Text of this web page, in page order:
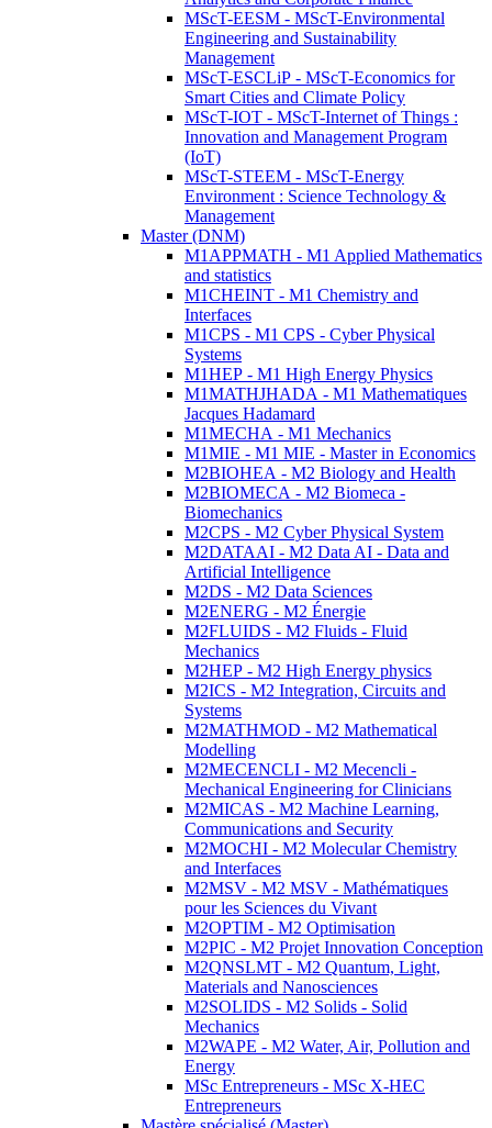
MScT-EESM - MScT-Environmental
Engineering and Sustainability
Management
MScT-ESCLiP - MScT-Economics for
Smart Cities and Climate Policy
MScT-IOT - MScT-Internet of Things :
Innovation and Management Program
(IoT)
MScT-STEEM - MScT-Energy
Environment : Science Technology &
Management
Master (DNM)
M1APPMATH - M1 Applied Mathematics
and statistics
M1CHEINT - M1 Chemistry and
Interfaces
M1CPS - M1 CPS - Cyber Physical
Systems
M1HEP - M1 High Energy Physics
M1MATHJHADA - M1 Mathematiques
Jacques Hadamard
M1MECHA - M1 Mechanics
M1MIE - M1 MIE - Master in Economics
M2BIOHEA - M2 Biology and Health
M2BIOMECA - M2 Biomeca -
Biomechanics
M2CPS - M2 Cyber Physical System
M2DATAAI - M2 Data AI - Data and
Artificial Intelligence
M2DS - M2 Data Sciences
M2ENERG - M2 Énergie
M2FLUIDS - M2 Fluids - Fluid
Mechanics
M2HEP - M2 High Energy physics
M2ICS - M2 Integration, Circuits and
Systems
M2MATHMOD - M2 Mathematical
Modelling
M2MECENCLI - M2 Mecencli -
Mechanical Engineering for Clinicians
M2MICAS - M2 Machine Learning,
Communications and Security
M2MOCHI - M2 Molecular Chemistry
and Interfaces
M2MSV - M2 MSV - Mathématiques
pour les Sciences du Vivant
M2OPTIM - M2 Optimisation
M2PIC - M2 Projet Innovation Conception
M2QNSLMT - M2 Quantum, Light,
Materials and Nanosciences
M2SOLIDS - M2 Solids - Solid
Mechanics
M2WAPE - M2 Water, Air, Pollution and
Energy
MSc Entrepreneurs - MSc X-HEC
Entrepreneurs